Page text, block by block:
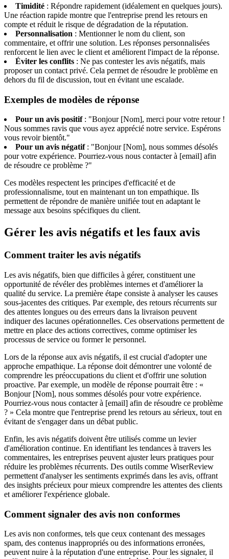
Timidité : Répondre rapidement (idéalement en quelques jours).
Une réaction rapide montre que l'entreprise prend les retours en
compte et réduit le risque de dégradation de la réputation.
Personnalisation : Mentionner le nom du client, son
commentaire, et offrir une solution. Les réponses personnalisées
renforcent le lien avec le client et améliorent l'impact de la réponse.
Éviter les conflits : Ne pas contester les avis négatifs, mais
proposer un contact privé. Cela permet de résoudre le problème en
dehors du fil de discussion, tout en évitant une escalade.
Exemples de modèles de réponse
Pour un avis positif: "Bonjour [Nom], merci pour votre retour !
Nous sommes ravis que vous ayez apprécié notre service. Espérons
vous revoir bientôt."
Pour un avis négatif: "Bonjour [Nom], nous sommes désolés
pour votre expérience. Pourriez-vous nous contacter à [email] afin
de résoudre ce problème ?"
Ces modèles respectent les principes d'efficacité et de
professionnalisme, tout en maintenant un ton empathique. Ils
permettent de répondre de manière unifiée tout en adaptant le
message aux besoins spécifiques du client.
Gérer les avis négatifs et les faux avis
Comment traiter les avis négatifs
Les avis négatifs, bien que difficiles à gérer, constituent une
opportunité de révéler des problèmes internes et d'améliorer la
qualité du service. La première étape consiste à analyser les causes
sous-jacentes des critiques. Par exemple, des retours récurrents sur
des attentes longues ou des erreurs dans la livraison peuvent
indiquer des lacunes opérationnelles. Ces observations permettent de
mettre en place des actions correctives, comme optimiser les
processus de service ou former le personnel.
Lors de la réponse aux avis négatifs, il est crucial d'adopter une
approche empathique. La réponse doit démontrer une volonté de
comprendre les préoccupations du client et d'offrir une solution
proactive. Par exemple, un modèle de réponse pourrait être : «
Bonjour [Nom], nous sommes désolés pour votre expérience.
Pourriez-vous nous contacter à [email] afin de résoudre ce problème
? » Cela montre que l'entreprise prend les retours au sérieux, tout en
évitant de s'engager dans un débat public.
Enfin, les avis négatifs doivent être utilisés comme un levier
d'amélioration continue. En identifiant les tendances à travers les
commentaires, les entreprises peuvent ajuster leurs pratiques pour
réduire les problèmes récurrents. Des outils comme WiserReview
permettent d'analyser les sentiments exprimés dans les avis, offrant
des insights précieux pour mieux comprendre les attentes des clients
et améliorer l'expérience globale.
Comment signaler des avis non conformes
Les avis non conformes, tels que ceux contenant des messages
spam, des contenus inappropriés ou des informations erronées,
peuvent nuire à la réputation d'une entreprise. Pour les signaler, il